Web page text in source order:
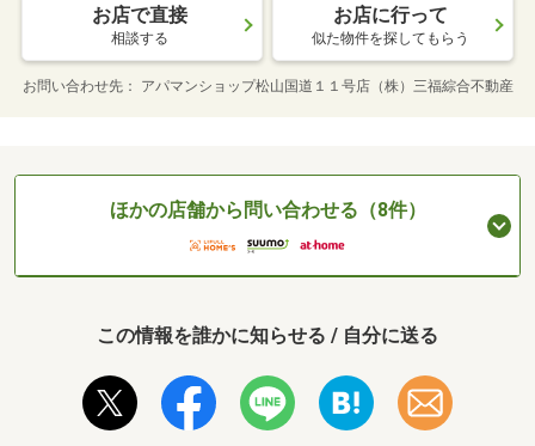
お店で直接
相談する
お店に行って
似た物件を探してもらう
お問い合わせ先 アパマンショップ松山国道１１号店（株）三福綜合不動産
ほかの店舗から問い合わせる（8件）
この情報を誰かに知らせる / 自分に送る